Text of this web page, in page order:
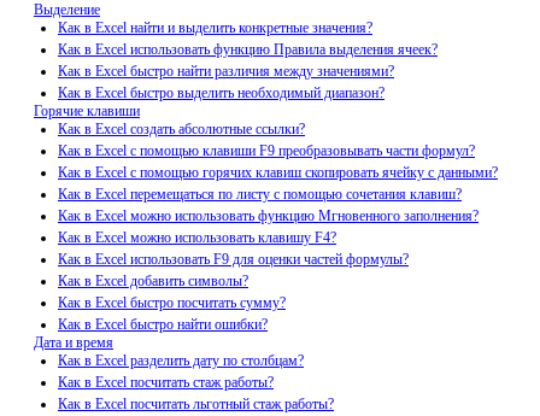
Выделение
Как в Excel найти и выделить конкретные значения?
Как в Excel использовать функцию Правила выделения ячеек?
Как в Excel быстро найти различия между значениями?
Как в Excel быстро выделить необходимый диапазон?
Горячие клавиши
Как в Excel создать абсолютные ссылки?
Как в Excel с помощью клавиши F9 преобразовывать части формул?
Как в Excel с помощью горячих клавиш скопировать ячейку с данными?
Как в Excel перемещаться по листу с помощью сочетания клавиш?
Как в Excel можно использовать функцию Мгновенного заполнения?
Как в Excel можно использовать клавишу F4?
Как в Excel использовать F9 для оценки частей формулы?
Как в Excel добавить символы?
Как в Excel быстро посчитать сумму?
Как в Excel быстро найти ошибки?
Дата и время
Как в Excel разделить дату по столбцам?
Как в Excel посчитать стаж работы?
Как в Excel посчитать льготный стаж работы?